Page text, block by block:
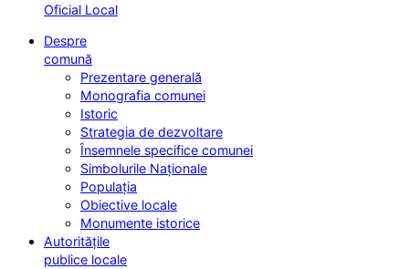
Oficial Local
Despre
comună
Prezentare generală
Monografia comunei
Istoric
Strategia de dezvoltare
Însemnele specifice comunei
Simbolurile Naționale
Populația
Obiective locale
Monumente istorice
Autoritățile
publice locale